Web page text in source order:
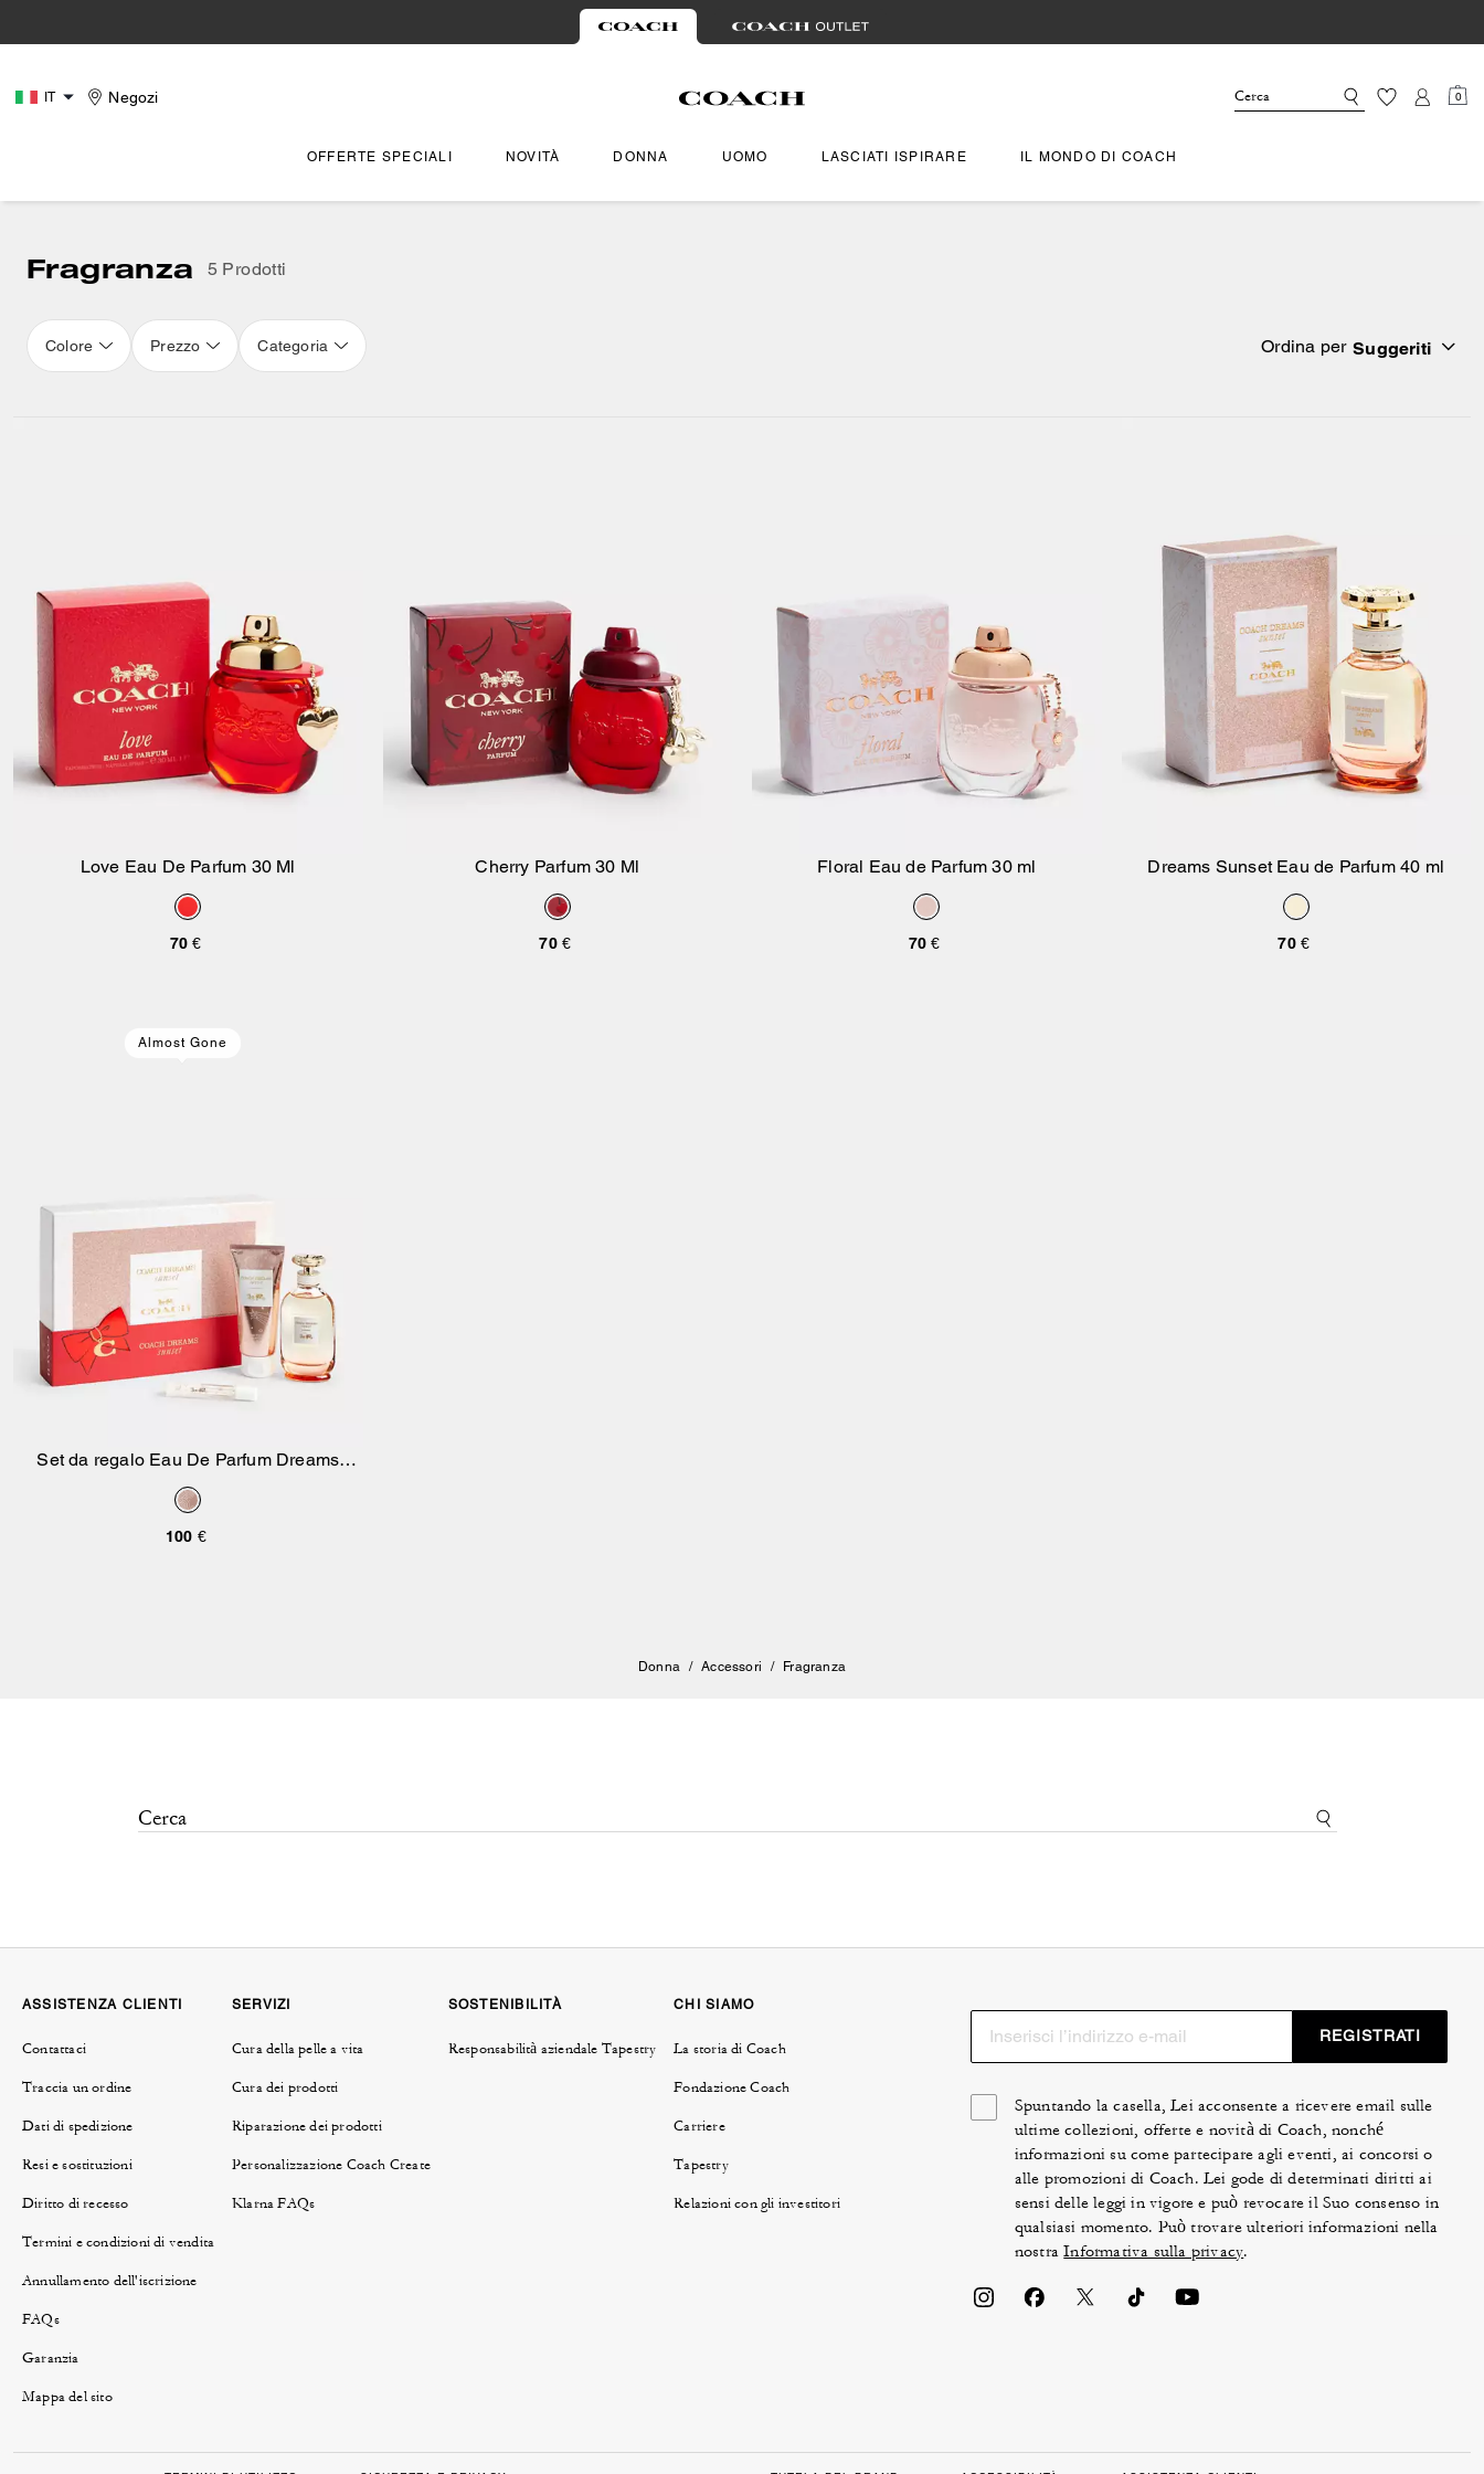
IT Negozi 0
OFFERTE SPECIALI NOVITÀ DONNA UOMO LASCIATI ISPIRARE IL MONDO DI COACH
Fragranza 5 Prodotti
Colore Prezzo Categoria Ordina per Suggeriti
Love Eau De Parfum 30 Ml
70 €
Aggiungi Al Carrello
Cherry Parfum 30 Ml
70 €
Floral Eau de Parfum 30 ml
70 €
Dreams Sunset Eau de Parfum 40 ml
70 €
Almost Gone
Aggiungi Al Carrello
Set da regalo Eau De Parfum Dreams
Sunset 3 pezzi
100 €
Donna / Accessori / Fragranza
ASSISTENZA CLIENTI
Contattaci
Traccia un ordine
Dati di spedizione
Resi e sostituzioni
Diritto di recesso
Termini e condizioni di vendita
Annullamento dell'iscrizione
FAQs
Garanzia
Mappa del sito
SERVIZI
Cura della pelle a vita
Cura dei prodotti
Riparazione dei prodotti
Personalizzazione Coach Create
Klarna FAQs
SOSTENIBILITÀ
Responsabilità aziendale Tapestry
CHI SIAMO
La storia di Coach
Fondazione Coach
Carriere
Tapestry
Relazioni con gli investitori
REGISTRATI
Spuntando la casella, Lei acconsente a ricevere email sulle
ultime collezioni, offerte e novità di Coach, nonché
informazioni su come partecipare agli eventi, ai concorsi o
alle promozioni di Coach. Lei gode di determinati diritti ai
sensi delle leggi in vigore e può revocare il Suo consenso in
qualsiasi momento. Può trovare ulteriori informazioni nella
nostraInformativa sulla privacy.